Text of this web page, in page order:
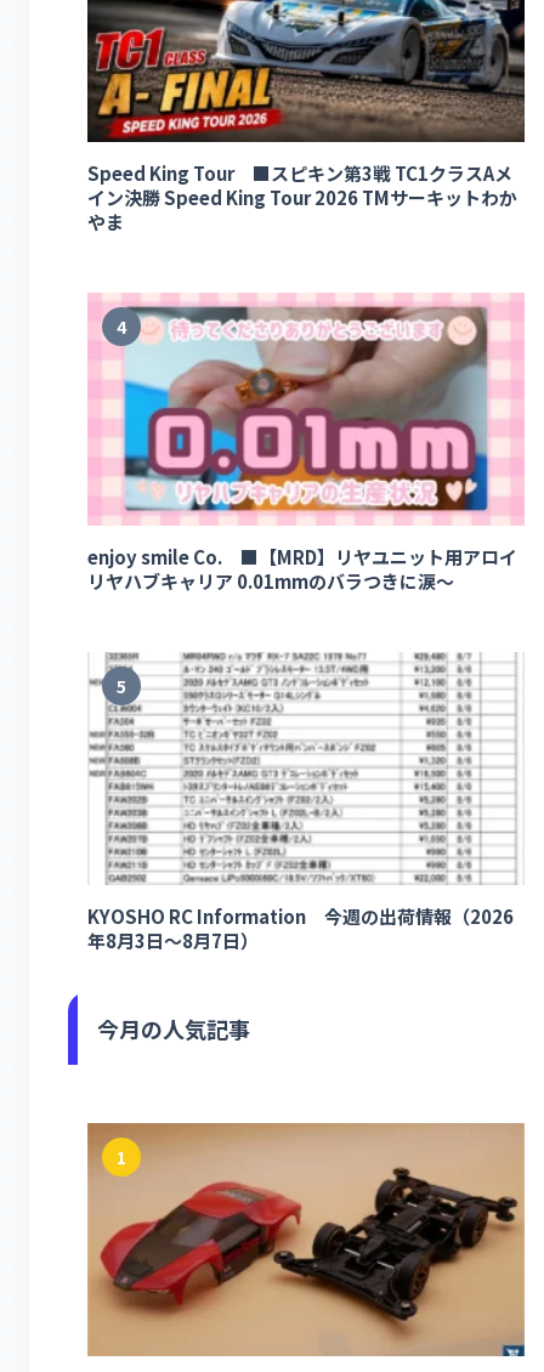
Speed King Tour ■スピキン第3戦 TC1クラスAメ
イン決勝 Speed King Tour 2026 TMサーキットわか
やま
4
enjoy smile Co. ■【MRD】リヤユニット用アロイ
リヤハブキャリア 0.01mmのバラつきに涙～
5
KYOSHO RC Information 今週の出荷情報（2026
年8月3日～8月7日）
今月の人気記事
1